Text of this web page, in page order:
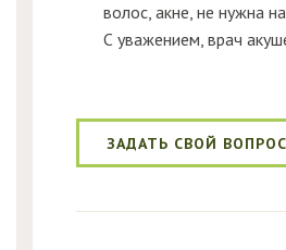
волос, акне, не нужна
С уважением, врач
ЗАДАТЬ СВОЙ ВОПРОС